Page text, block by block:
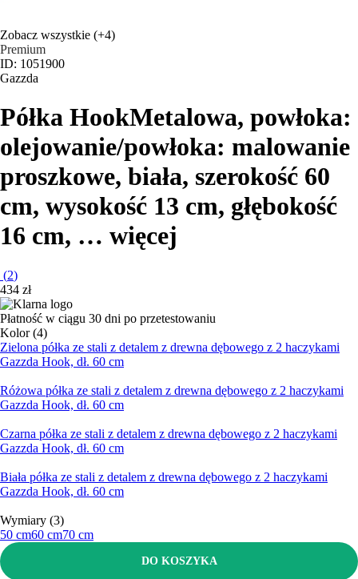
Zobacz wszystkie (+4)
Premium
ID: 1051900
Gazzda
Półka HookMetalowa, powłoka:
olejowanie/powłoka: malowanie
proszkowe, biała, szerokość 60
cm, wysokość 13 cm, głębokość
16 cm, … więcej
(2)
434 zł
Płatność w ciągu 30 dni po przetestowaniu
Kolor (4)
Zielona półka ze stali z detalem z drewna dębowego z 2 haczykami
Gazzda Hook, dł. 60 cm
Różowa półka ze stali z detalem z drewna dębowego z 2 haczykami
Gazzda Hook, dł. 60 cm
Czarna półka ze stali z detalem z drewna dębowego z 2 haczykami
Gazzda Hook, dł. 60 cm
Biała półka ze stali z detalem z drewna dębowego z 2 haczykami
Gazzda Hook, dł. 60 cm
Wymiary (3)
50 cm60 cm70 cm
DO KOSZYKA